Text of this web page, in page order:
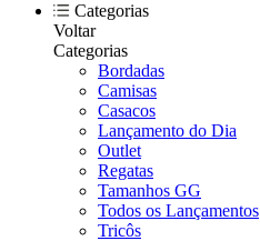
Categorias
Voltar
Categorias
Bordadas
Camisas
Casacos
Lançamento do Dia
Outlet
Regatas
Tamanhos GG
Todos os Lançamentos
Tricôs